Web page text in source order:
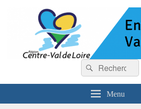
Entreprises Val de
Recherche :
Rechercher
Menu